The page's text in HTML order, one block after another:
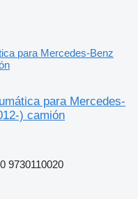
para Mercedes-Benz
para Mercedes-
) camión
9730110020